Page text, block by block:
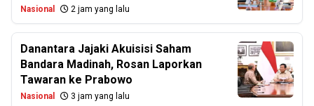
Nasional 2 jam yang lalu
Danantara Jajaki Akuisisi Saham
Bandara Madinah, Rosan Laporkan
Tawaran ke Prabowo
Nasional 3 jam yang lalu